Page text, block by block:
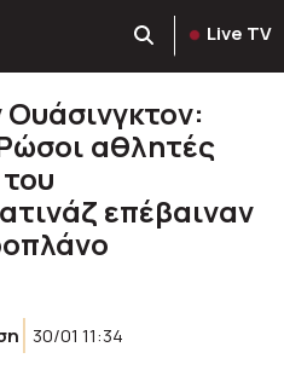
Live TV
αθλητές
επέβαιναν
30/01 11:34